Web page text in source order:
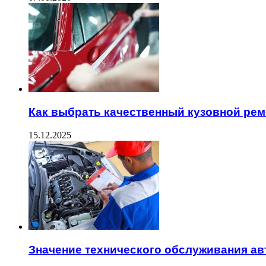
Как выбрать качественный кузовной
15.12.2025
Значение технического обслуживания